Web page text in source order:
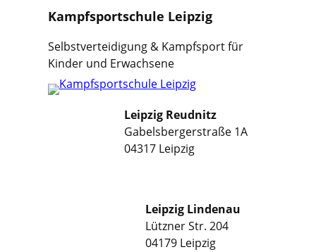
Kampfsportschule Leipzig
Selbstverteidigung & Kampfsport für
Kinder und Erwachsene
Leipzig Reudnitz
Gabelsbergerstraße 1A
04317 Leipzig
Leipzig Lindenau
Lützner Str. 204
04179 Leipzig